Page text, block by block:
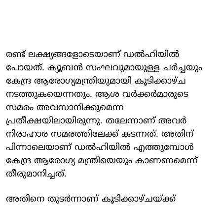
രണ്ട് ലക്ഷ്യങ്ങളോടെയാണ് ഡല്‍ഹിയില്‍
പോയത്. ക്യൂബൻ സംഘവുമായുള്ള ചര്‍ച്ചയും
കേന്ദ്ര ആരോഗ്യമന്ത്രിയുമായി കൂടിക്കാഴ്ച
നടത്തുകയെന്നതും. ആശ വര്‍ക്കര്‍മാരുടെ
സമരം അവസാനിക്കുമെന്ന
പ്രതീക്ഷയിലായിരുന്നു. തലേന്നാണ് അവര്‍
നിരാഹാര സമരത്തിലേക്ക് കടന്നത്. അതിന്
പിന്നാലെയാണ് ഡല്‍ഹിയില്‍ എത്തുമ്പോള്‍
കേന്ദ്ര ആരോഗ്യ മന്ത്രിയെയും കാണണമെന്ന്
തീരുമാനിച്ചത്.
അതിനെ തുടര്‍ന്നാണ് കൂടിക്കാഴ്ചയ്ക്ക്